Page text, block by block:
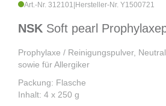
Art.-Nr. 312101 Hersteller-Nr. Y1500721
NSK Soft pearl
Prophylaxe / Reinigungspulver,
sowie für Allergiker
Packung: Flasche
Inhalt: 4 x 250 g